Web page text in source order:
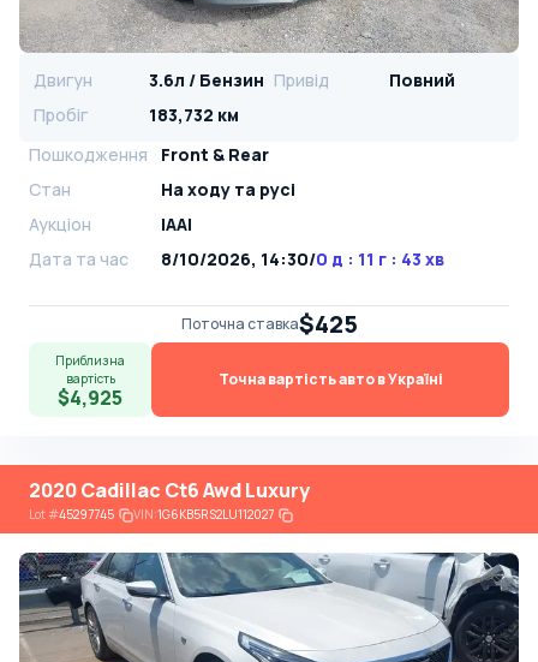
Двигун 3.6л / Бензин Привід
Повний
Пробіг
183,732 км
Пошкодження
Front & Rear
Стан
На ​​ходу та русі
Аукціон
IAAI
Дата та час
8/10/2026, 14:30/0 д : 11 г : 43 хв
Поточна ставка$425
Приблизна
вартість
$4,925
Точна вартість авто в Україні
2020 Cadillac Ct6 Awd Luxury
Lot#45297745 VIN:1G6KB5RS2LU112027